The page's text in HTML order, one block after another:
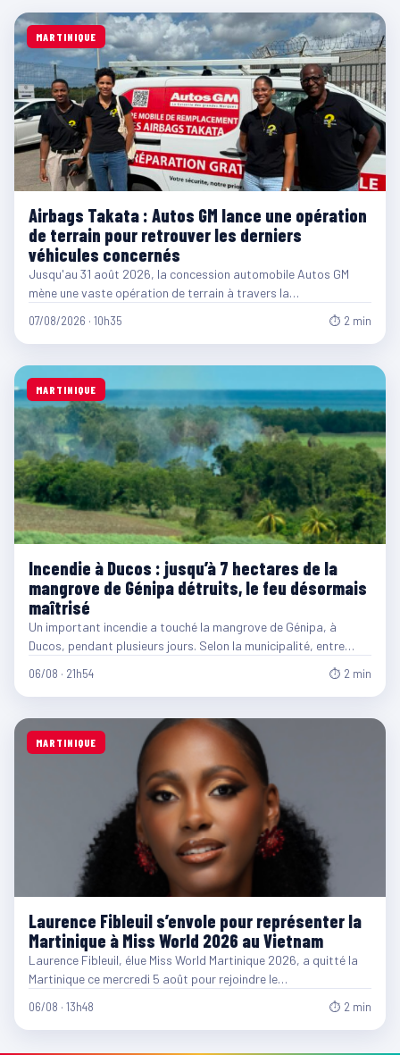
MARTINIQUE
Airbags Takata : Autos GM lance une opération
de terrain pour retrouver les derniers
véhicules concernés
Jusqu'au 31 août 2026, la concession automobile Autos GM
mène une vaste opération de terrain à travers la…
07/08/2026 · 10h35 ⏱ 2 min
MARTINIQUE
Incendie à Ducos : jusqu’à 7 hectares de la
mangrove de Génipa détruits, le feu désormais
maîtrisé
Un important incendie a touché la mangrove de Génipa, à
Ducos, pendant plusieurs jours. Selon la municipalité, entre…
06/08 · 21h54 ⏱ 2 min
MARTINIQUE
Laurence Fibleuil s’envole pour représenter la
Martinique à Miss World 2026 au Vietnam
Laurence Fibleuil, élue Miss World Martinique 2026, a quitté la
Martinique ce mercredi 5 août pour rejoindre le…
06/08 · 13h48 ⏱ 2 min